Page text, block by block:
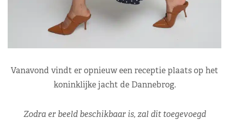
Vanavond vindt er opnieuw een receptie plaats op het
koninklijke jacht de Dannebrog.
Zodra er beeld beschikbaar is, zal dit toegevoegd